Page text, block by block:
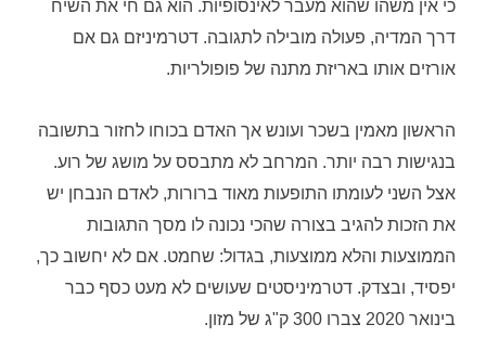
כי אין משהו שהוא מעבר לאינסופיות. הוא גם חי את השיח
דרך המדיה, פעולה מובילה לתגובה. דטרמיניזם גם אם
אורזים אותו באריזת מתנה של פופולריות.
הראשון מאמין בשכר ועונש אך האדם בכוחו לחזור בתשובה
בנגישות רבה יותר. המרחב לא מתבסס על מושג של רוע.
אצל השני לעומתו התופעות מאוד ברורות, לאדם הנבחן יש
את הזכות להגיב בצורה שהכי נכונה לו מסך התגובות
הממוצעות והלא ממוצעות, בגדול: שחמט. אם לא יחשוב כך,
יפסיד, ובצדק. דטרמיניסטים שעושים לא מעט כסף כבר
בינואר 2020 צברו 300 ק"ג של מזון.